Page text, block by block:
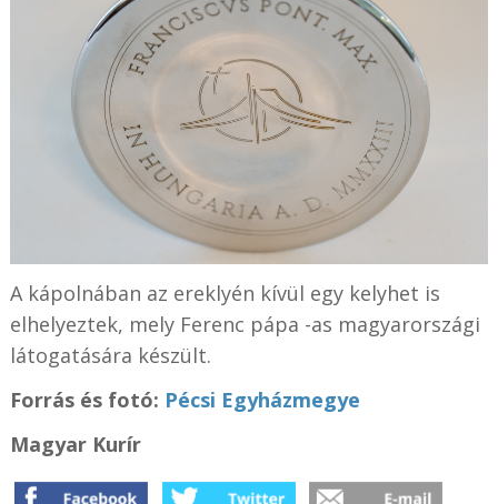
A kápolnában az ereklyén kívül egy kelyhet is
elhelyeztek, mely Ferenc pápa -as magyarországi
látogatására készült.
Forrás és fotó: Pécsi Egyházmegye
Magyar Kurír